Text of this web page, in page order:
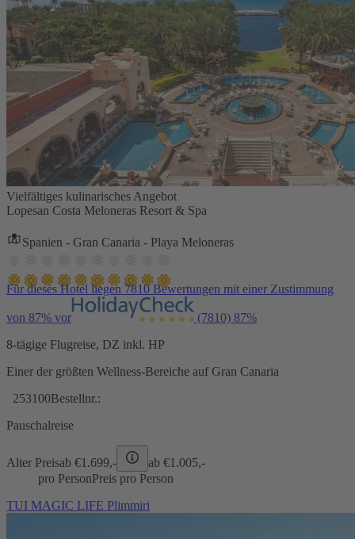
Vielfältiges kulinarisches Angebot
Lopesan Costa Meloneras Resort & Spa
Spanien - Gran Canaria - Playa Meloneras
Für dieses Hotel liegen 7810 Bewertungen mit einer Zustimmung
von 87% vor (7810) 87%
8-tägige Flugreise, DZ inkl. HP
Einer der größten Wellness-Bereiche auf Gran Canaria
253100Bestellnr.:
Pauschalreise
Alter Preisab €1.699,- ab €1.005,-
pro PersonPreis pro Person
TUI MAGIC LIFE Plimmiri